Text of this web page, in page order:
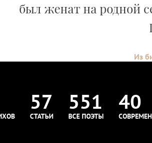
был женат на родной
Из
57
СТАТЬИ
551
ВСЕ ПОЭТЫ
40